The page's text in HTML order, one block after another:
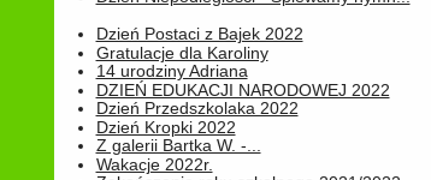
Dzień Postaci z Bajek 2022
Gratulacje dla Karoliny
14 urodziny Adriana
DZIEŃ EDUKACJI NARODOWEJ 2022
Dzień Przedszkolaka 2022
Dzień Kropki 2022
Z galerii Bartka W. -...
Wakacje 2022r.